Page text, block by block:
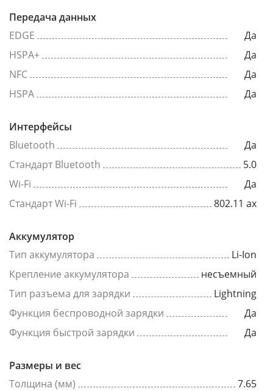
Передача данных
EDGE
Да
HSPA+
Да
NFC
Да
HSPA
Да
Интерфейсы
Bluetooth
Да
Стандарт Bluetooth
5.0
Wi-Fi
Да
Стандарт Wi-Fi
802.11 ax
Аккумулятор
Тип аккумулятора
Li-Ion
Крепление аккумулятора
несъемный
Тип разъема для зарядки
Lightning
Функция беспроводной зарядки
Да
Функция быстрой зарядки
Да
Размеры и вес
Толщина (мм)
7.65